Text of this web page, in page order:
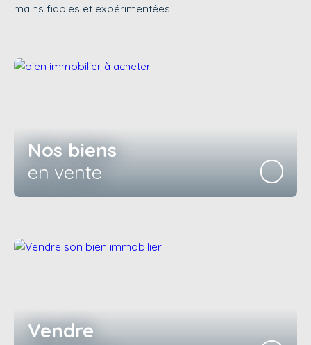
mains fiables et expérimentées.
Nos biens
en vente
Vendre